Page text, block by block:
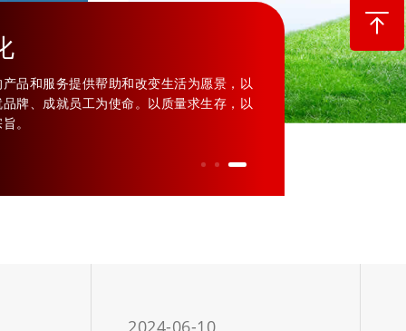
品和服务提供帮助和改变生活为愿景，以
牌、成就员工为使命。以质量求生存，以
。
资料下载
不断满足客户进步
品质量与服务。客
便快捷的相关资料
2024-06-10